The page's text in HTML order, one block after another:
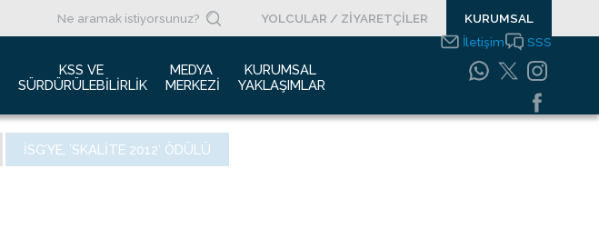
YOLCULAR / ZİYARETÇİLER KURUMSAL
Politikası
KSS VE
SÜRDÜRÜLEBILIRLIK
Yeşil Havaalanı Projesi
Engelsiz Havaalanı
MEDYA
MERKEZI
Basın Bültenleri
Basın Kupürleri
KURUMSAL
YAKLAŞIMLAR
İletişim SSS
İSG’YE, ’SKALİTE 2012’ ÖDÜLÜ